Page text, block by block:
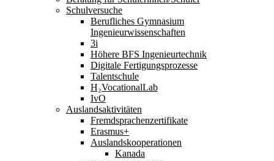
Schulversuche
Berufliches Gymnasium
Ingenieurwissenschaften
3i
Höhere BFS Ingenieurtechnik
Digitale Fertigungsprozesse
Talentschule
H₂VocationalLab
IvO
Auslandsaktivitäten
Fremdsprachenzertifikate
Erasmus+
Auslandskooperationen
Kanada